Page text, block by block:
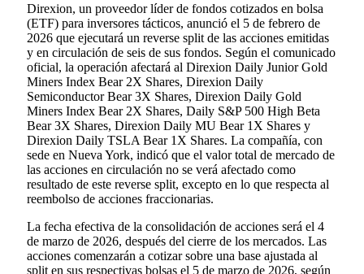
Direxion, un proveedor líder de fondos cotizados en bolsa
(ETF) para inversores tácticos, anunció el 5 de febrero de
2026 que ejecutará un reverse split de las acciones emitidas
y en circulación de seis de sus fondos. Según el comunicado
oficial, la operación afectará al Direxion Daily Junior Gold
Miners Index Bear 2X Shares, Direxion Daily
Semiconductor Bear 3X Shares, Direxion Daily Gold
Miners Index Bear 2X Shares, Daily S&P 500 High Beta
Bear 3X Shares, Direxion Daily MU Bear 1X Shares y
Direxion Daily TSLA Bear 1X Shares. La compañía, con
sede en Nueva York, indicó que el valor total de mercado de
las acciones en circulación no se verá afectado como
resultado de este reverse split, excepto en lo que respecta al
reembolso de acciones fraccionarias.
La fecha efectiva de la consolidación de acciones será el 4
de marzo de 2026, después del cierre de los mercados. Las
acciones comenzarán a cotizar sobre una base ajustada al
split en sus respectivas bolsas el 5 de marzo de 2026, según